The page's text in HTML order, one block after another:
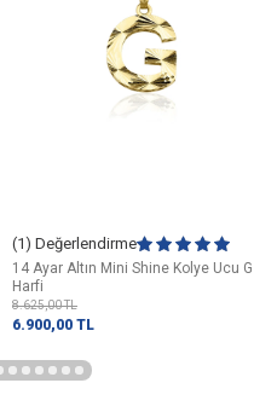
(1) Değerlendirme
14 Ayar Altın Mini Shine Kolye Ucu G
Harfi
8.625,00TL
6.900,00 TL